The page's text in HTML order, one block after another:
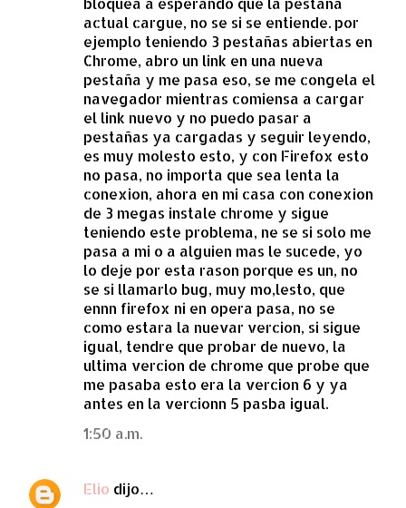
actual cargue, no se si se entiende. por
ejemplo teniendo 3 pestañas abiertas en
Chrome, abro un link en una nueva
pestaña y me pasa eso, se me congela el
navegador mientras comiensa a cargar
el link nuevo y no puedo pasar a
pestañas ya cargadas y seguir leyendo,
es muy molesto esto, y con Firefox esto
no pasa, no importa que sea lenta la
conexion, ahora en mi casa con conexion
de 3 megas instale chrome y sigue
teniendo este problema, ne se si solo me
pasa a mi o a alguien mas le sucede, yo
lo deje por esta rason porque es un, no
se si llamarlo bug, muy mo,lesto, que
ennn firefox ni en opera pasa, no se
como estara la nuevar vercion, si sigue
igual, tendre que probar de nuevo, la
ultima vercion de chrome que probe que
me pasaba esto era la vercion 6 y ya
antes en la vercionn 5 pasba igual.
1:50 a.m.
Elio dijo…